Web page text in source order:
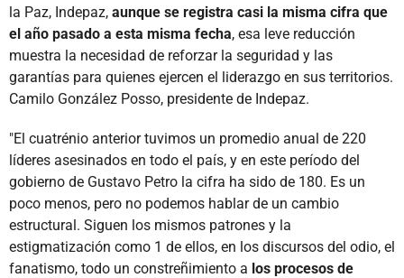
la Paz, Indepaz, aunque se registra casi la misma cifra que
el año pasado a esta misma fecha, esa leve reducción
muestra la necesidad de reforzar la seguridad y las
garantías para quienes ejercen el liderazgo en sus territorios.
Camilo González Posso, presidente de Indepaz.
"El cuatrénio anterior tuvimos un promedio anual de 220
líderes asesinados en todo el país, y en este período del
gobierno de Gustavo Petro la cifra ha sido de 180. Es un
poco menos, pero no podemos hablar de un cambio
estructural. Siguen los mismos patrones y la
estigmatización como 1 de ellos, en los discursos del odio, el
fanatismo, todo un constreñimiento a los procesos de